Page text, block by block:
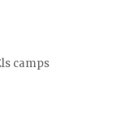
camps